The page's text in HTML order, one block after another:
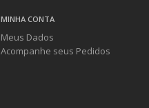
MINHA CONTA
Meus Dados
Acompanhe seus Pedidos